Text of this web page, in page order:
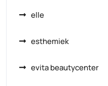
elle
esthemiek
evita beautycenter